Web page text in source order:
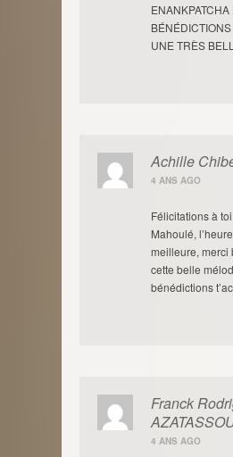
UNE TRÈS
Achille
4 ANS AGO
Félicitations à
Mahoulé,
meilleure, merci
cette belle
bénédictions
Franck
4 ANS AGO